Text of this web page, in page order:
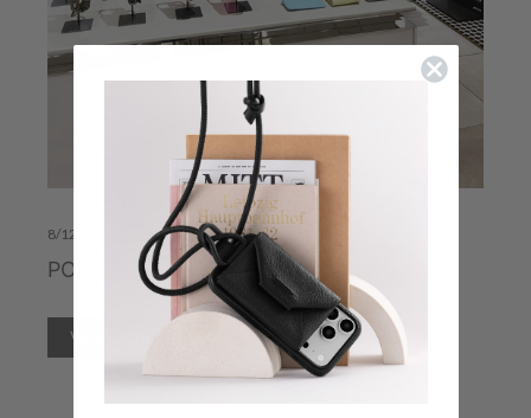
8/12(水)~8/25(火)
POPUP STORE 阪急うめだ本店
View More